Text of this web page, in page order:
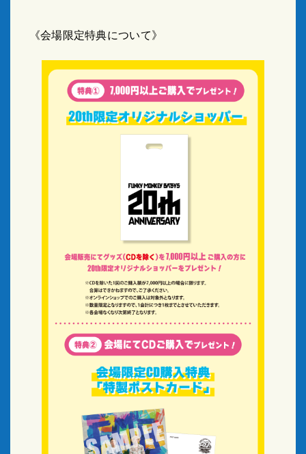
《会場限定特典について》